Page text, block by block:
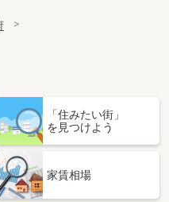
阪市淀川区西宮原１
「住みたい街」
を見つけよう
家賃相場